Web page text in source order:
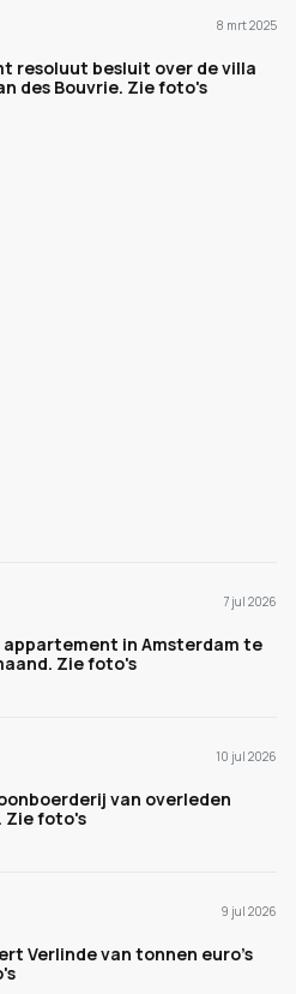
8 mrt 2025
resoluut besluit over de villa
des Bouvrie. Zie foto's
7 jul 2026
in Amsterdam te
Zie foto's
10 jul 2026
van overleden
Zie foto's
9 jul 2026
Verlinde van tonnen euro's